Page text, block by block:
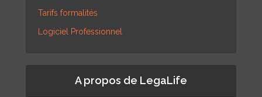
Tarifs formalités
Logiciel Professionnel
A propos de LegaLife